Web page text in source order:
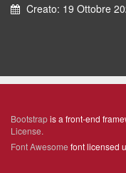
Creato: 19 Ottobre
Bootstrapis a front-end
License.
Font Awesome font licensed